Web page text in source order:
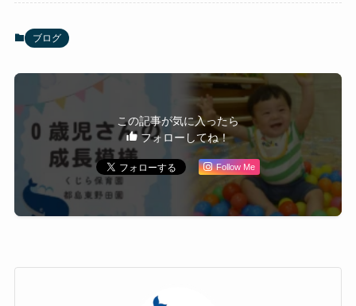
ブログ
この記事が気に入ったら
フォローしてね！
Follow Me